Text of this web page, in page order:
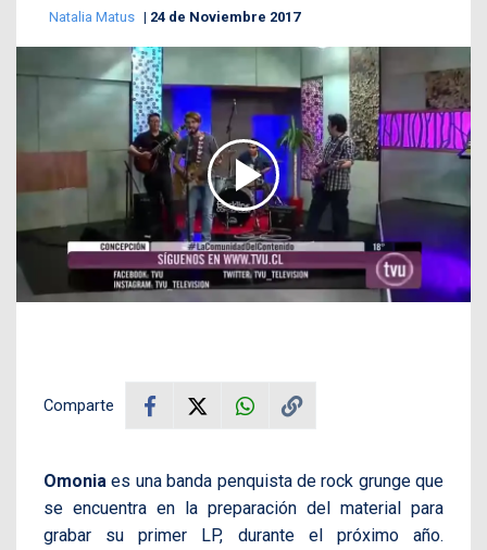
Natalia Matus 24 de Noviembre 2017
Comparte
Omonia es una banda penquista de rock grunge que
se encuentra en la preparación del material para
grabar su primer LP, durante el próximo año.